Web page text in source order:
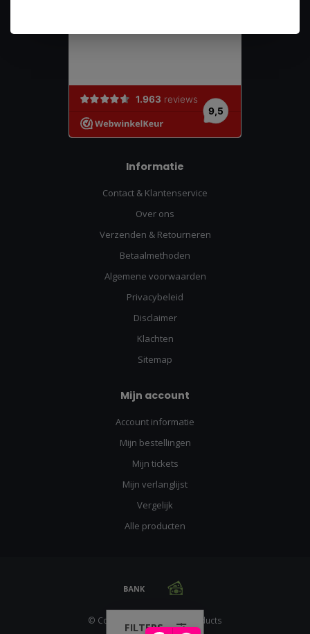
Informatie
Contact & Klantenservice
Over ons
Verzenden & Retourneren
Betaalmethoden
Algemene voorwaarden
Privacybeleid
Disclaimer
Klachten
Sitemap
Mijn account
Account informatie
Mijn bestellingen
Mijn tickets
Mijn verlanglijst
Vergelijk
Alle producten
© Copyright 2026 Racing Products
FILTERS